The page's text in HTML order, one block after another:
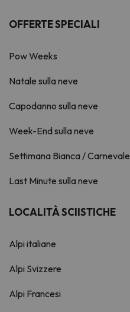
OFFERTE SPECIALI
Pow Weeks
Natale sulla neve
Capodanno sulla neve
Week-End sulla neve
Settimana Bianca / Carnevale
Last Minute sulla neve
LOCALITÀ SCIISTICHE
Alpi italiane
Alpi Svizzere
Alpi Francesi